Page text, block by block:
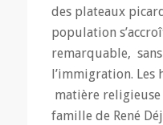
des plateaux
population
remarquable,
l’immigration. Les
matière
famille de René